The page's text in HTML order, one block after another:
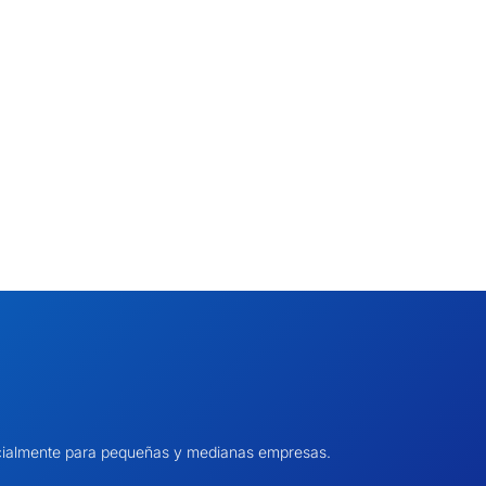
para pequeñas y medianas empresas.